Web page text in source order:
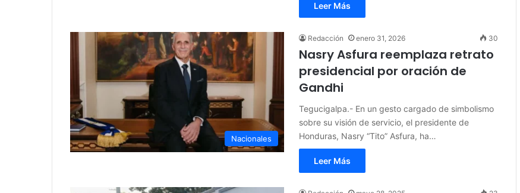
Leer Más
Nacionales
Redacción enero 31, 2026 30
Nasry Asfura reemplaza retrato
presidencial por oración de
Gandhi
Tegucigalpa.- En un gesto cargado de simbolismo
sobre su visión de servicio, el presidente de
Honduras, Nasry “Tito” Asfura, ha…
Leer Más